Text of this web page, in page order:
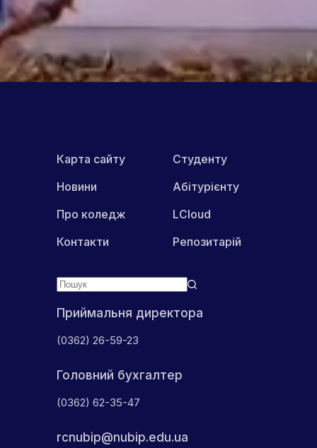
ПОШИРИТИ В МЕРЕЖАХ:
Приймальня директора
(0362) 26-59-23
Головний бухгалтер
(0362) 62-35-47
rcnubip@nubip.edu.ua
Карта сайту
Новини
Про коледж
Контакти
Студенту
Абітурієнту
LCloud
Репозитарій